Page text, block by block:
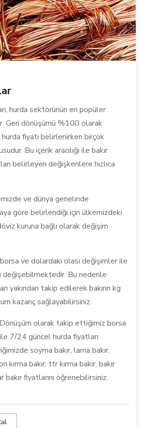
hurda sektörünün en popüler
Geri dönüşümü %100 olarak
hurda fiyatı belirlenirken birçok
Bu içerik aracılığı ile bakır
belirleyen değişkenlere hızlıca
ve dünya genelinde
göre belirlendiği için ülkemizdeki
kuruna bağlı olarak değişim
ve dolardaki olası değişimler ile
değişebilmektedir. Bu nedenle
yakından takip edilerek bakırın kg
kazanç sağlayabilirsiniz.
olarak takip ettiğimiz borsa
7/24 güncel hurda fiyatları
soyma bakır, lama bakır,
kırma bakır, ttr kırma bakır, bakır
bakır fiyatlarını öğrenebilirsiniz.